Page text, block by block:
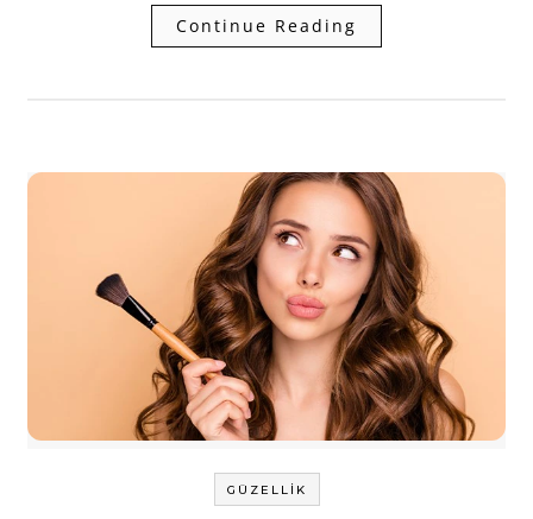
Continue Reading
GÜZELLIK